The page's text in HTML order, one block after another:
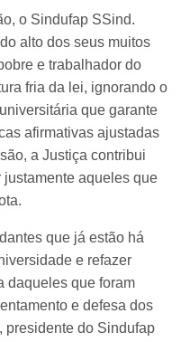
o Sindufap SSind.
alto dos seus muitos
e trabalhador do
fria da lei, ignorando o
que garante
afirmativas ajustadas
a Justiça contribui
aqueles que
que já estão há
e refazer
daqueles que foram
e defesa dos
presidente do Sindufap